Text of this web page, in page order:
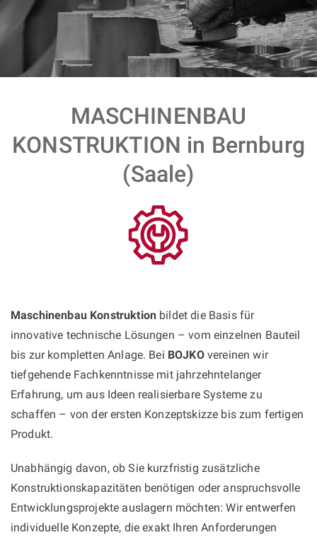
MASCHINENBAU
KONSTRUKTION in Bernburg
(Saale)
Maschinenbau Konstruktion bildet die Basis für
innovative technische Lösungen – vom einzelnen Bauteil
bis zur kompletten Anlage. Bei BOJKOvereinen wir
tiefgehende Fachkenntnisse mit jahrzehntelanger
Erfahrung, um aus Ideen realisierbare Systeme zu
schaffen – von der ersten Konzeptskizze bis zum fertigen
Produkt.
Unabhängig davon, ob Sie kurzfristig zusätzliche
Konstruktionskapazitäten benötigen oder anspruchsvolle
Entwicklungsprojekte auslagern möchten: Wir entwerfen
individuelle Konzepte, die exakt Ihren Anforderungen